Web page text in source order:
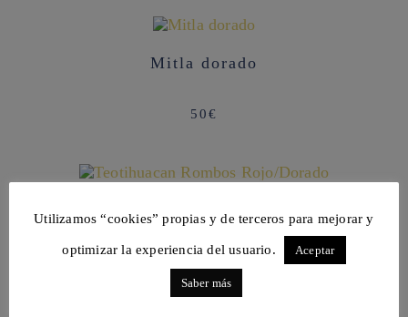
Mitla dorado
50€
Teotihuacan Rombos Rojo/Dorado
Utilizamos “cookies” propias y de terceros para mejorar y
optimizar la experiencia del usuario. Aceptar
Saber más